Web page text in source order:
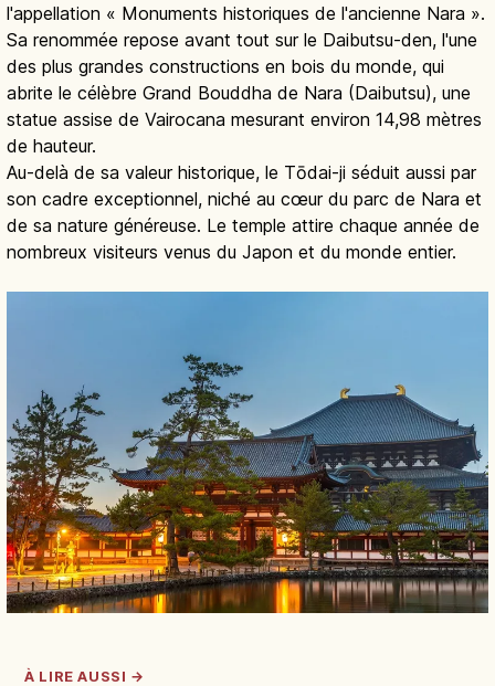
l'appellation « Monuments historiques de l'ancienne Nara ».
Sa renommée repose avant tout sur le Daibutsu-den, l'une
des plus grandes constructions en bois du monde, qui
abrite le célèbre Grand Bouddha de Nara (Daibutsu), une
statue assise de Vairocana mesurant environ 14,98 mètres
de hauteur.
Au-delà de sa valeur historique, le Tōdai-ji séduit aussi par
son cadre exceptionnel, niché au cœur du parc de Nara et
de sa nature généreuse. Le temple attire chaque année de
nombreux visiteurs venus du Japon et du monde entier.
À LIRE AUSSI →